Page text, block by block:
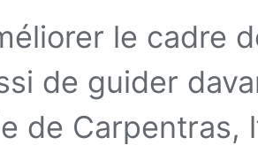
le cadre
de guider
de Carpentras,